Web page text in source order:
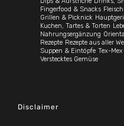
Fingerfood & Snacks
Grillen & Picknick
Kuchen, Tartes & Torten
Nahrungsergänzung
Rezepte Rezepte aus aller
Suppen & Eintöpfe Tex-Mex
Verstecktes Gemüse
Disclaimer